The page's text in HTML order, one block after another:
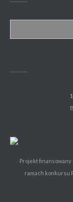
Projekt finansowany
ramach konkursu